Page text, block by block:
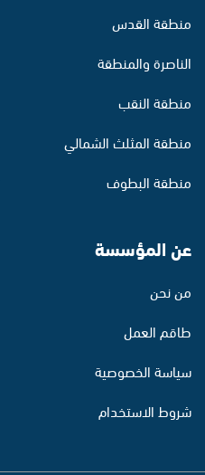
منطقة القدس
الناصرة والمنطقة
منطقة النقب
منطقة المثلث الشمالي
منطقة البطوف
عن المؤسسة
من نحن
طاقم العمل
سياسة الخصوصية
شروط الاستخدام